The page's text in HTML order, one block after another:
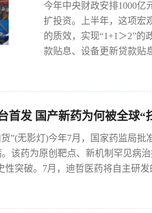
今年中央财政安排1000亿
扩投资。上半年，这项宏
的质效，实现“1+1＞2”
款贴息、设备更新贷款贴
首发 国产新药为何被全球“
”(无影灯)今年7月，国家药监局
该药为原创靶点、新机制罕见病
性突破。7月，迪哲医药将自主研发